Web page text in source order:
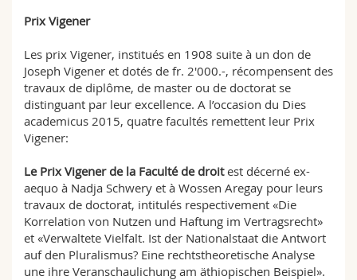
Prix Vigener
Les prix Vigener, institués en 1908 suite à un don de
Joseph Vigener et dotés de fr. 2'000.-, récompensent des
travaux de diplôme, de master ou de doctorat se
distinguant par leur excellence. A l’occasion du Dies
academicus 2015, quatre facultés remettent leur Prix
Vigener:
Le Prix Vigener de la Faculté de droitest décerné ex-
aequo à Nadja Schwery et à Wossen Aregay pour leurs
travaux de doctorat, intitulés respectivement «Die
Korrelation von Nutzen und Haftung im Vertragsrecht»
et «Verwaltete Vielfalt. Ist der Nationalstaat die Antwort
auf den Pluralismus? Eine rechtstheoretische Analyse
une ihre Veranschaulichung am äthiopischen Beispiel».